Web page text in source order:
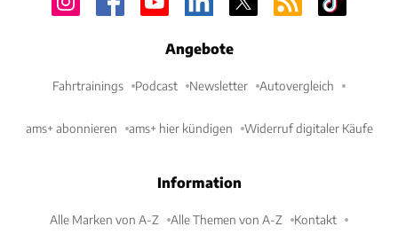
Angebote
Fahrtrainings Podcast Newsletter Autovergleich
ams+ abonnieren ams+ hier kündigen Widerruf digitaler Käufe
Information
Alle Marken von A-Z Alle Themen von A-Z Kontakt